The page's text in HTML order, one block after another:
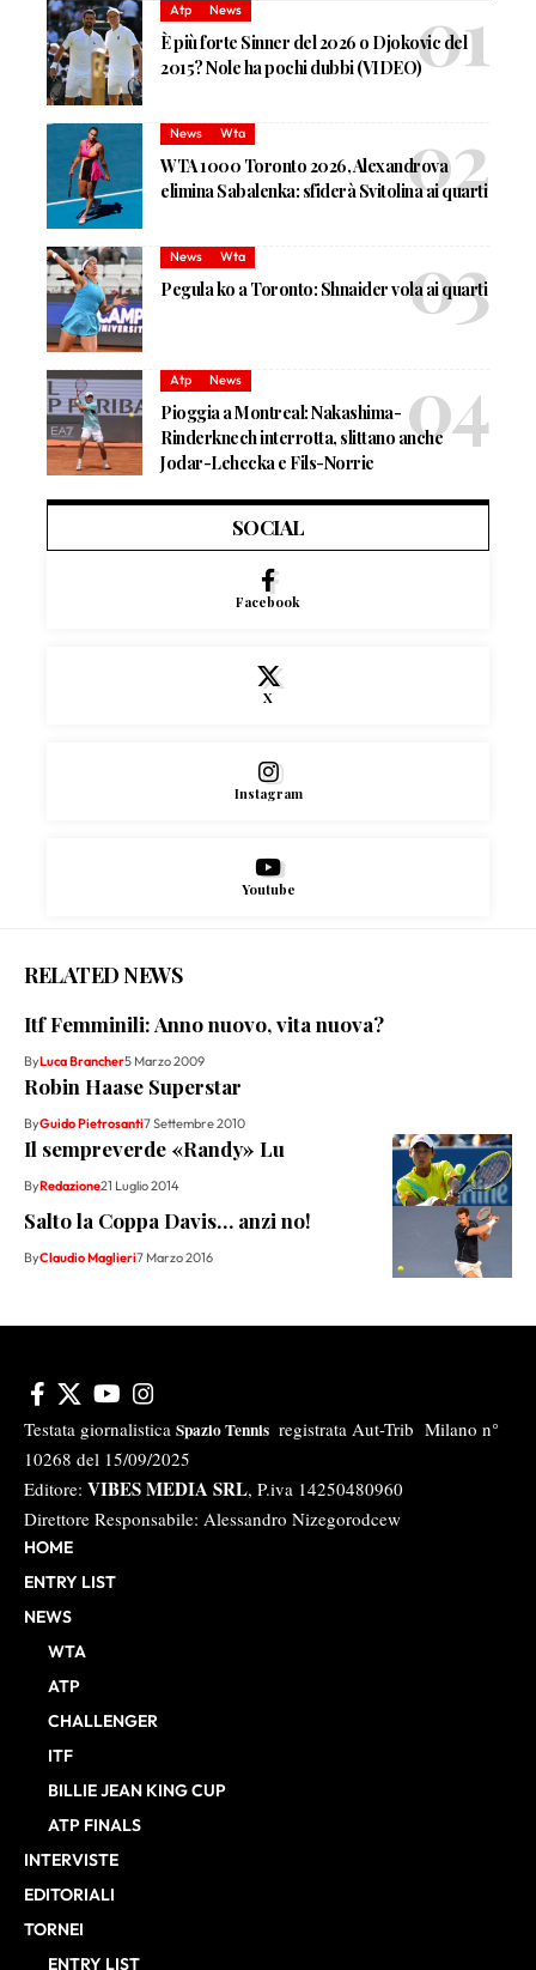
Atp News
È più forte Sinner del 2026 o Djokovic del
2015? Nole ha pochi dubbi (VIDEO)
News Wta
WTA 1000 Toronto 2026, Alexandrova
elimina Sabalenka: sfiderà Svitolina ai quarti
News Wta
Pegula ko a Toronto: Shnaider vola ai quarti
Atp News
Pioggia a Montreal: Nakashima-
Rinderknech interrotta, slittano anche
Jodar-Lehecka e Fils-Norrie
SOCIAL
Facebook
X
Instagram
Youtube
RELATED NEWS
Itf Femminili: Anno nuovo, vita nuova?
ByLuca Brancher5 Marzo 2009
Robin Haase Superstar
ByGuido Pietrosanti7 Settembre 2010
Il sempreverde «Randy» Lu
ByRedazione21 Luglio 2014
Salto la Coppa Davis… anzi no!
ByClaudio Maglieri7 Marzo 2016
Testata giornalistica Spazio Tennis registrata Aut-Trib Milano n°
10268 del 15/09/2025
Editore: VIBES MEDIA SRL, P.iva 14250480960
Direttore Responsabile: Alessandro Nizegorodcew
HOME
ENTRY LIST
NEWS
WTA
ATP
CHALLENGER
ITF
BILLIE JEAN KING CUP
ATP FINALS
INTERVISTE
EDITORIALI
TORNEI
ENTRY LIST